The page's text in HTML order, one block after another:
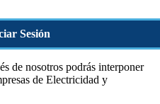
Sesión
de nosotros podrás interponer
de Electricidad y